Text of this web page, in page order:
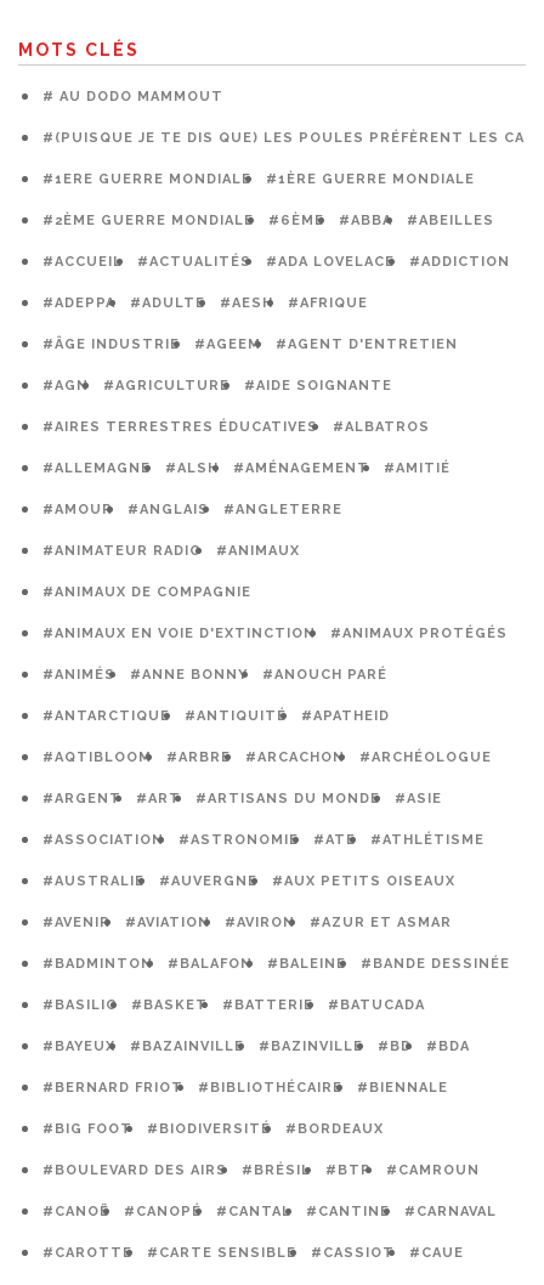
MOTS CLÉS
# AU DODO MAMMOUT
#(PUISQUE JE TE DIS QUE) LES POULES PRÉFÈRENT LES
#1ERE GUERRE MONDIALE #1ÈRE GUERRE MONDIALE
#2ÈME GUERRE MONDIALE #6ÈME #ABBA #ABEILLES
#ACCUEIL #ACTUALITÉS #ADA LOVELACE #ADDICTION
#ADEPPA #ADULTE #AESH #AFRIQUE
#ÂGE INDUSTRIE #AGEEM #AGENT D'ENTRETIEN
#AGN #AGRICULTURE #AIDE SOIGNANTE
#AIRES TERRESTRES ÉDUCATIVES #ALBATROS
#ALLEMAGNE #ALSH #AMÉNAGEMENT #AMITIÉ
#AMOUR #ANGLAIS #ANGLETERRE
#ANIMATEUR RADIO #ANIMAUX
#ANIMAUX DE COMPAGNIE
#ANIMAUX EN VOIE D'EXTINCTION #ANIMAUX PROTÉGÉS
#ANIMÉS #ANNE BONNY #ANOUCH PARÉ
#ANTARCTIQUE #ANTIQUITÉ #APATHEID
#AQTIBLOOM #ARBRE #ARCACHON #ARCHÉOLOGUE
#ARGENT #ART #ARTISANS DU MONDE #ASIE
#ASSOCIATION #ASTRONOMIE #ATE #ATHLÉTISME
#AUSTRALIE #AUVERGNE #AUX PETITS OISEAUX
#AVENIR #AVIATION #AVIRON #AZUR ET ASMAR
#BADMINTON #BALAFON #BALEINE #BANDE DESSINÉE
#BASILIC #BASKET #BATTERIE #BATUCADA
#BAYEUX #BAZAINVILLE #BAZINVILLE #BD #BDA
#BERNARD FRIOT #BIBLIOTHÉCAIRE #BIENNALE
#BIG FOOT #BIODIVERSITÉ #BORDEAUX
#BOULEVARD DES AIRS #BRÉSIL #BTP #CAMROUN
#CANOË #CANOPÉ #CANTAL #CANTINE #CARNAVAL
#CAROTTE #CARTE SENSIBLE #CASSIOT #CAUE